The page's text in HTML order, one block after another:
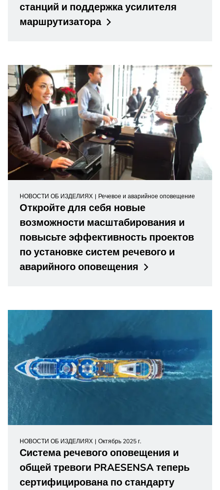
станций и поддержка усилителя
маршрутизатора
НОВОСТИ ОБ ИЗДЕЛИЯХ Речевое и аварийное оповещение
Откройте для себя новые
возможности масштабирования и
повысьте эффективность проектов
по установке систем речевого и
аварийногооповещения
НОВОСТИ ОБ ИЗДЕЛИЯХ Октябрь 2025 г.
Система речевого оповещения и
общей тревоги PRAESENSA теперь
сертифицирована по стандарту